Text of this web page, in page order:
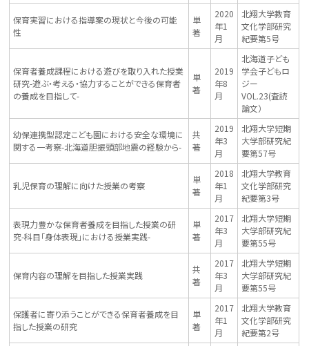
保育実習における指導案の現状と今後の可能
性
単
著
2020
年1
月
北翔大学教育
文化学部研究
紀要第5号
保育者養成課程における遊びを取り入れた授業
研究-遊ぶ・考える・協力することができる保育者
の養成を目指して-
単
著
2019
年8
月
北海道子ども
学会子どもロ
ジー
VOL.23(査読
論文）
幼保連携型認定こども園における安全な環境に
関する一考察-北海道胆振頭部地震の経験から-
共
著
2019
年3
月
北翔大学短期
大学部研究紀
要第57号
乳児保育の理解に向けた授業の考察
単
著
2018
年1
月
北翔大学教育
文化学部研究
紀要第3号
表現力豊かな保育者養成を目指した授業の研
究-科目「身体表現」における授業実践-
単
著
2017
年3
月
北翔大学短期
大学部研究紀
要第55号
保育内容の理解を目指した授業実践
共
著
2017
年3
月
北翔大学短期
大学部研究紀
要第55号
保護者に寄り添うことができる保育者養成を目
指した授業の研究
単
著
2017
年1
月
北翔大学教育
文化学部研究
紀要第2号